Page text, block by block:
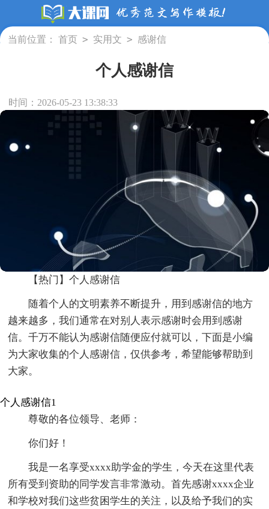
当前位置： 首页 > 实用文 > 感谢信
个人感谢信
时间：2026-05-23 13:38:33
【热门】个人感谢信
随着个人的文明素养不断提升，用到感谢信的地方
越来越多，我们通常在对别人表示感谢时会用到感谢
信。千万不能认为感谢信随便应付就可以，下面是小编
为大家收集的个人感谢信，仅供参考，希望能够帮助到
大家。
个人感谢信1
尊敬的各位领导、老师：
你们好！
我是一名享受xxxx助学金的学生，今天在这里代表
所有受到资助的同学发言非常激动。首先感谢xxxx企业
和学校对我们这些贫困学生的关注，以及给予我们的实